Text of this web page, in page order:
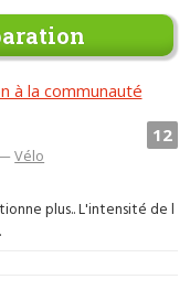
à la communauté
12
—Vélo
plus.. L'intensité de l